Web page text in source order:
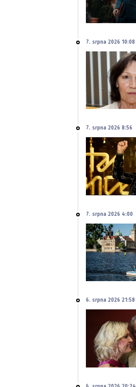
7. srpna 2026 10:08
7. srpna 2026 8:56
7. srpna 2026 4:00
6. srpna 2026 21:58